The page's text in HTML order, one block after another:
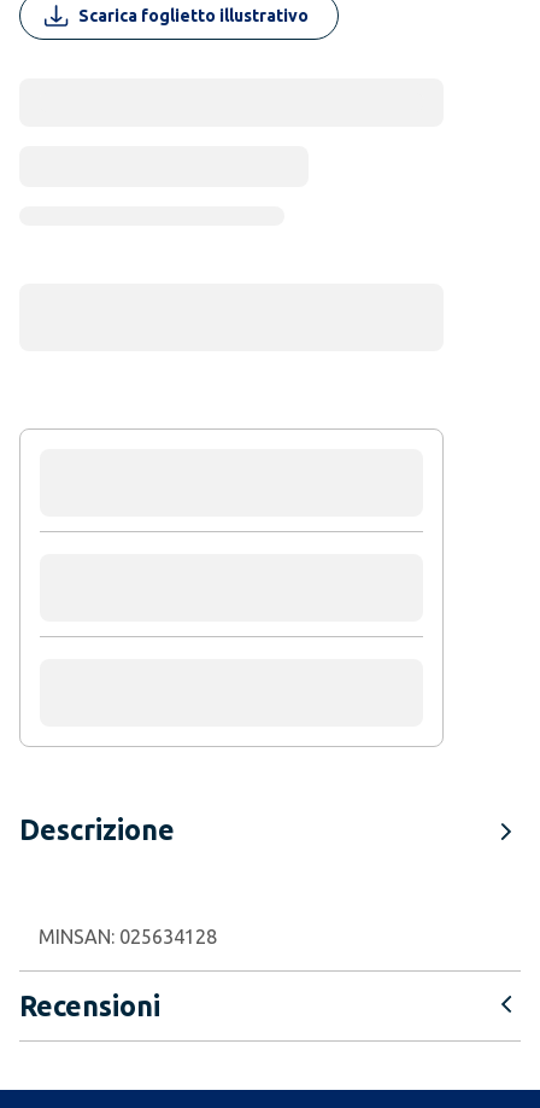
Scarica foglietto illustrativo
Descrizione
MINSAN: 025634128
Recensioni